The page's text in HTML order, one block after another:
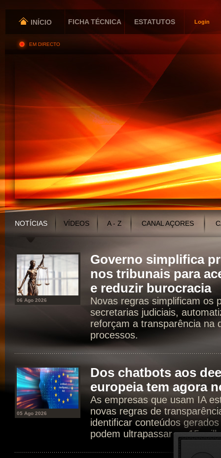
INÍCIO FICHA TÉCNICA ESTATUTOS Login
EM DIRECTO
NOTÍCIAS VÍDEOS A - Z CANAL AÇORES
06 Ago 2026
Governo simplifica
nos tribunais para
e reduzir burocracia
Novas regras simplificam os
secretarias judiciais,
reforçam a transparência na
processos.
05 Ago 2026
Dos chatbots aos
europeia tem agora
As empresas que usam IA
novas regras de
identificar conteúdos
podem ultrapassar os 15